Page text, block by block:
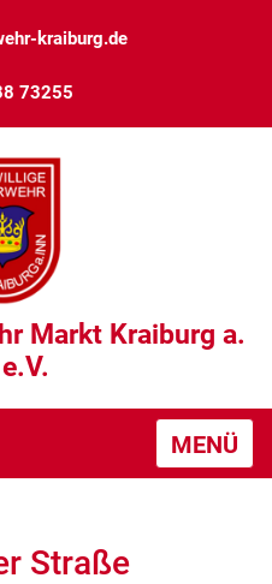
kraiburg.de
73255
Markt Kraiburg a.
MENÜ
Straße